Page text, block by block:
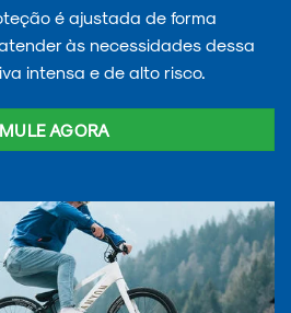
é ajustada de forma
às necessidades dessa
intensa e de alto risco.
AGORA